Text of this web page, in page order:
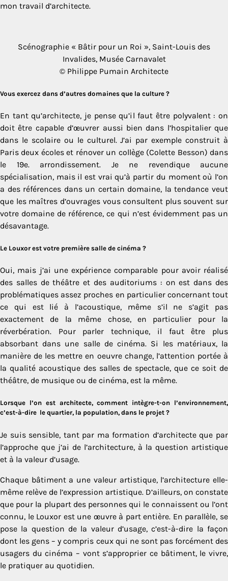
mon travail d’architecte.
Scénographie « Bâtir pour un Roi », Saint-Louis des
Invalides, Musée Carnavalet
© Philippe Pumain Architecte
Vous exercez dans d’autres domaines que la culture ?
En tant qu’architecte, je pense qu’il faut être polyvalent : on
doit être capable d’œuvrer aussi bien dans l’hospitalier que
dans le scolaire ou le culturel. J’ai par exemple construit à
Paris deux écoles et rénover un collège (Colette Besson) dans
le 19e. arrondissement. Je ne revendique aucune
spécialisation, mais il est vrai qu’à partir du moment où l’on
a des références dans un certain domaine, la tendance veut
que les maîtres d’ouvrages vous consultent plus souvent sur
votre domaine de référence, ce qui n’est évidemment pas un
désavantage.
Le Louxor est votre première salle de cinéma ?
Oui, mais j’ai une expérience comparable pour avoir réalisé
des salles de théâtre et des auditoriums : on est dans des
problématiques assez proches en particulier concernant tout
ce qui est lié à l’acoustique, même s’il ne s’agit pas
exactement de la même chose, en particulier pour la
réverbération. Pour parler technique, il faut être plus
absorbant dans une salle de cinéma. Si les matériaux, la
manière de les mettre en oeuvre change, l’attention portée à
la qualité acoustique des salles de spectacle, que ce soit de
théâtre, de musique ou de cinéma, est la même.
Lorsque l’on est architecte, comment intègre-t-on l’environnement,
c’est-à-dire le quartier, la population, dans le projet ?
Je suis sensible, tant par ma formation d’architecte que par
l’approche que j’ai de l’architecture, à la question artistique
et à la valeur d’usage.
Chaque bâtiment a une valeur artistique, l’architecture elle-
même relève de l’expression artistique. D’ailleurs, on constate
que pour la plupart des personnes qui le connaissent ou l’ont
connu, le Louxor est une œuvre à part entière. En parallèle, se
pose la question de la valeur d’usage, c’est-à-dire la façon
dont les gens – y compris ceux qui ne sont pas forcément des
usagers du cinéma – vont s’approprier ce bâtiment, le vivre,
le pratiquer au quotidien.